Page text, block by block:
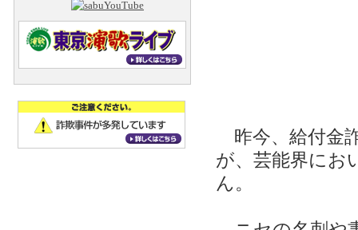
昨今、給付金
が、芸能界にお
ん。